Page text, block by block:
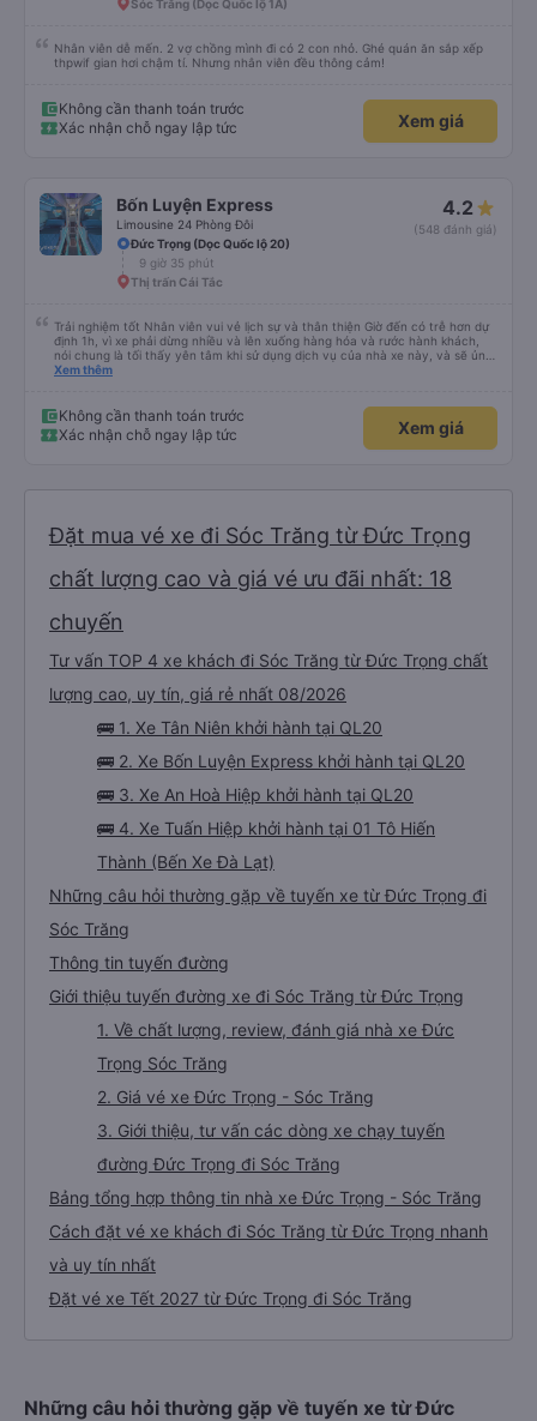
Sóc Trăng (Dọc Quốc lộ 1A)
Nhân viên dễ mến. 2 vợ chồng mình đi có 2 con nhỏ. Ghé quán ăn sắp xếp
thpwif gian hơi chậm tí. Nhưng nhân viên đều thông cảm!
Không cần thanh toán trước
Xác nhận chỗ ngay lập tức
Xem giá
Bốn Luyện Express
Limousine 24 Phòng Đôi
4.2
(548 đánh giá)
Đức Trọng (Dọc Quốc lộ 20)
9 giờ 35 phút
Thị trấn Cái Tắc
Trải nghiệm tốt Nhân viên vui vẻ lịch sự và thân thiện Giờ đến có trễ hơn dự
định 1h, vì xe phải dừng nhiều và lên xuống hàng hóa và rước hành khách,
nói chung là tối thấy yên tâm khi sử dụng dịch vụ của nhà xe này, và sẽ ủng
hộ và giới thiệu cho người thân sử dụng dịch vụ của nhà xe này
Xem thêm
Không cần thanh toán trước
Xác nhận chỗ ngay lập tức
Xem giá
Đặt mua vé xe đi Sóc Trăng từ Đức Trọng
chất lượng cao và giá vé ưu đãi nhất: 18
chuyến
Tư vấn TOP 4 xe khách đi Sóc Trăng từ Đức Trọng chất
lượng cao, uy tín, giá rẻ nhất 08/2026
🚌 1. Xe Tân Niên khởi hành tại QL20
🚌 2. Xe Bốn Luyện Express khởi hành tại QL20
🚌 3. Xe An Hoà Hiệp khởi hành tại QL20
🚌 4. Xe Tuấn Hiệp khởi hành tại 01 Tô Hiến
Thành (Bến Xe Đà Lạt)
Những câu hỏi thường gặp về tuyến xe từ Đức Trọng đi
Sóc Trăng
Thông tin tuyến đường
Giới thiệu tuyến đường xe đi Sóc Trăng từ Đức Trọng
1. Về chất lượng, review, đánh giá nhà xe Đức
Trọng Sóc Trăng
2. Giá vé xe Đức Trọng - Sóc Trăng
3. Giới thiệu, tư vấn các dòng xe chạy tuyến
đường Đức Trọng đi Sóc Trăng
Bảng tổng hợp thông tin nhà xe Đức Trọng - Sóc Trăng
Cách đặt vé xe khách đi Sóc Trăng từ Đức Trọng nhanh
và uy tín nhất
Đặt vé xe Tết 2027 từ Đức Trọng đi Sóc Trăng
Những câu hỏi thường gặp về tuyến xe từ Đức